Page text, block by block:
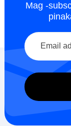
Mag -